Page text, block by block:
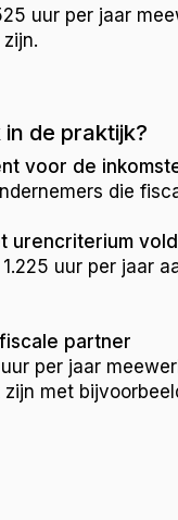
uur per jaar
de praktijk?
voor de
die
urencriterium
uur per jaar
partner
per jaar
met